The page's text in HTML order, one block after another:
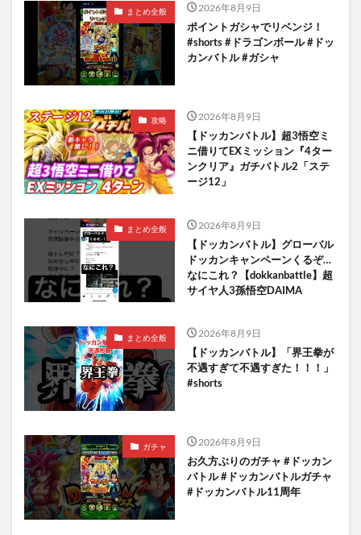
まとめ全般 2026年8月9日
ポイントガシャでリベンジ！
#shorts #ドラゴンボール #ドッ
カンバトル #ガシャ
攻略 2026年8月9日
【ドッカンバトル】超3悟空ミ
ニ借りてEXミッション『4ター
ンクリア』ガチバトル2「ステ
ージ12」
まとめ全般 2026年8月9日
【ドッカンバトル】グローバル
ドッカンキャンペーンくるぞ…
なにこれ？【dokkanbattle】超
サイヤ人3孫悟空DAIMA
まとめ全般 2026年8月9日
【ドッカンバトル】「界王拳が
不遇すぎて不遇すぎた！！！」
#shorts
ガチャ 2026年8月9日
お久方ぶりのガチャ #ドッカン
バトル #ドッカンバトルガチャ
#ドッカンバトル11周年